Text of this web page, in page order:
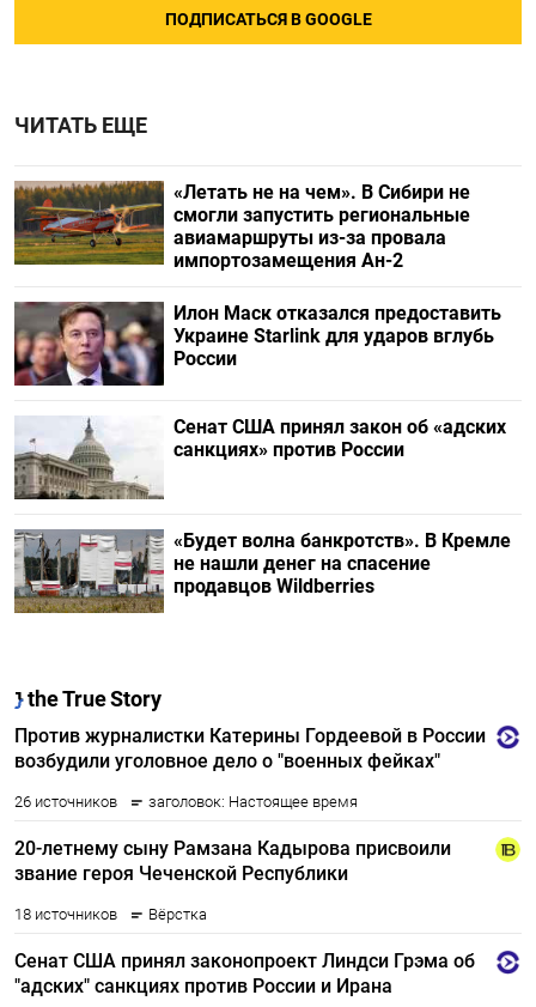
ПОДПИСАТЬСЯ В GOOGLE
ЧИТАТЬ ЕЩЕ
«Летать не на чем». В Сибири не
смогли запустить региональные
авиамаршруты из-за провала
импортозамещения Ан-2
Илон Маск отказался предоставить
Украине Starlink для ударов вглубь
России
Сенат США принял закон об «адских
санкциях» против России
«Будет волна банкротств». В Кремле
не нашли денег на спасение
продавцов Wildberries